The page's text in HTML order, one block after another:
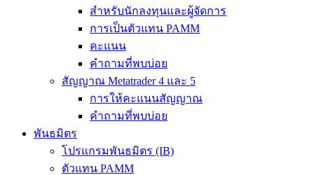
สำหรับนักลงทุนและผู้จัดการ
การเป็นตัวแทน PAMM
คะแนน
คำถามที่พบบ่อย
สัญญาณ Metatrader 4 และ 5
การให้คะแนนสัญญาณ
คำถามที่พบบ่อย
พันธมิตร
โปรแกรมพันธมิตร (IB)
ตัวแทน PAMM